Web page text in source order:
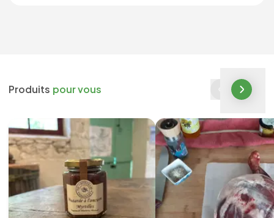
Produits pour vous